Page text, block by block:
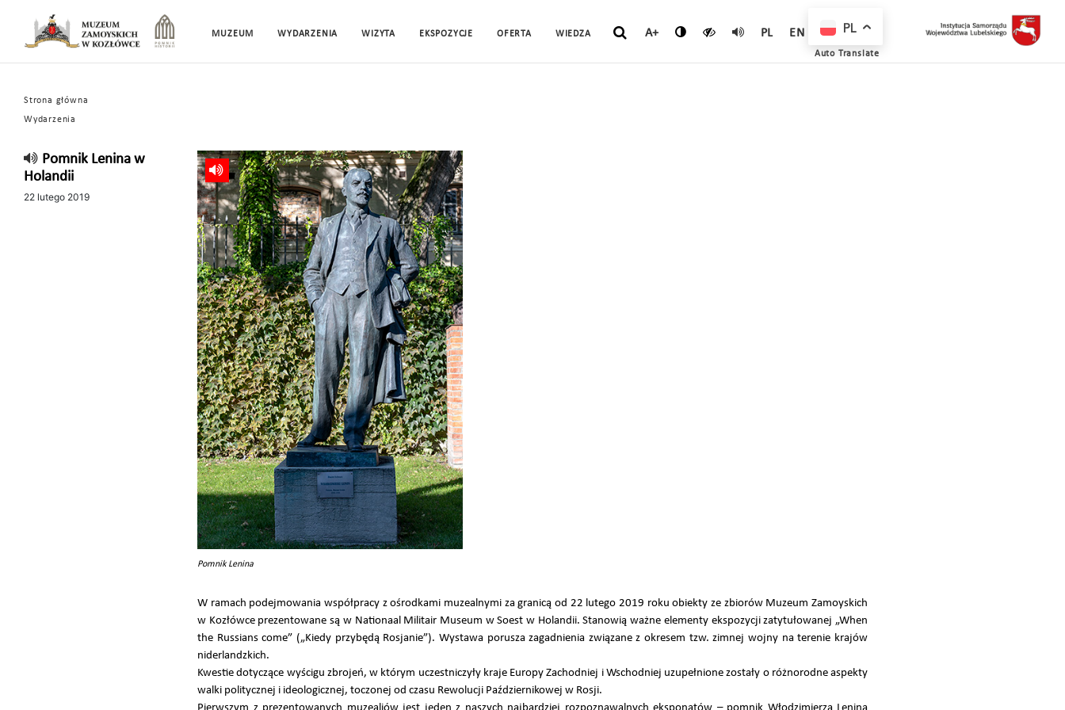
MUZEUM WYDARZENIA WIZYTA EKSPOZYCJE OFERTA WIEDZA A+ PL EN
Strona główna
Wydarzenia
Pomnik Lenina w
Holandii
22 lutego 2019
Pomnik Lenina
W ramach podejmowania współpracy z ośrodkami muzealnymi za granicą od 22 lutego 2019 roku obiekty ze zbiorów Muzeum Zamoyskich
w Kozłówce prezentowane są w Nationaal Militair Museum w Soest w Holandii. Stanowią ważne elementy ekspozycji zatytułowanej „When
the Russians come” („Kiedy przybędą Rosjanie”). Wystawa porusza zagadnienia związane z okresem tzw. zimnej wojny na terenie krajów
niderlandzkich.
Kwestie dotyczące wyścigu zbrojeń, w którym uczestniczyły kraje Europy Zachodniej i Wschodniej uzupełnione zostały o różnorodne aspekty
walki politycznej i ideologicznej, toczonej od czasu Rewolucji Październikowej w Rosji.
Pierwszym z prezentowanych muzealiów jest jeden z naszych najbardziej rozpoznawalnych eksponatów – pomnik Włodzimierza Lenina
PL
Auto Translate